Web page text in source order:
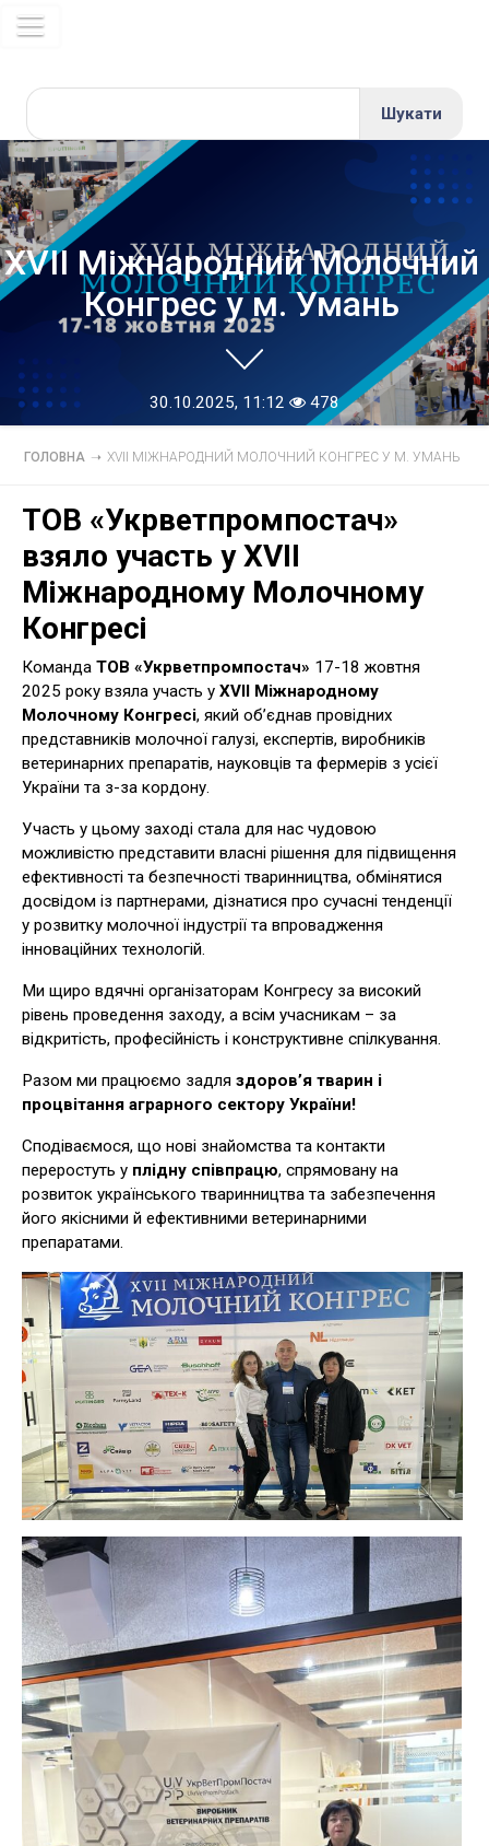
ХVІІ Міжнародний Молочний
Конгрес у м. Умань
30.10.2025, 11:12 478
ГОЛОВНА ➝ ХVІІ МІЖНАРОДНИЙ МОЛОЧНИЙ КОНГРЕС У М. УМАНЬ
ТОВ «Укрветпромпостач»
взяло участь у ХVII
Міжнародному Молочному
Конгресі
КомандаТОВ «Укрветпромпостач» 17-18 жовтня
2025 року взяла участь уХVII Міжнародному
Молочному Конгресі, який об’єднав провідних
представників молочної галузі, експертів, виробників
ветеринарних препаратів, науковців та фермерів з усієї
України та з-за кордону.
Участь у цьому заході стала для нас чудовою
можливістю представити власні рішення для підвищення
ефективності та безпечності тваринництва, обмінятися
досвідом із партнерами, дізнатися про сучасні тенденції
у розвитку молочної індустрії та впровадження
інноваційних технологій.
Ми щиро вдячні організаторам Конгресу за високий
рівень проведення заходу, а всім учасникам – за
відкритість, професійність і конструктивне спілкування.
Разом ми працюємо задляздоров’я тварин і
процвітання аграрного сектору України!
Сподіваємося, що нові знайомства та контакти
переростуть у плідну співпрацю, спрямовану на
розвиток українського тваринництва та забезпечення
його якісними й ефективними ветеринарними
препаратами.